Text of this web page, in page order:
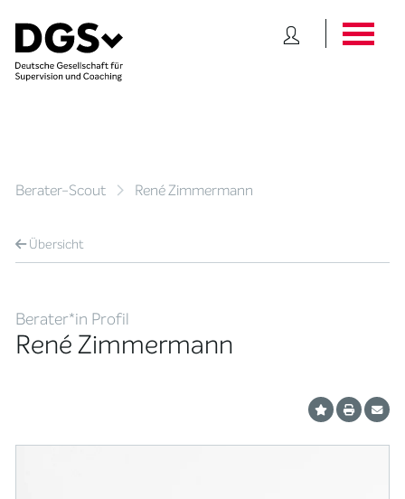
Berater-Scout René Zimmermann
Übersicht
Berater*in Profil
René Zimmermann